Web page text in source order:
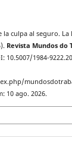
la culpa al seguro. La
Revista Mundos do
10.5007/1984-
10 ago. 2026.